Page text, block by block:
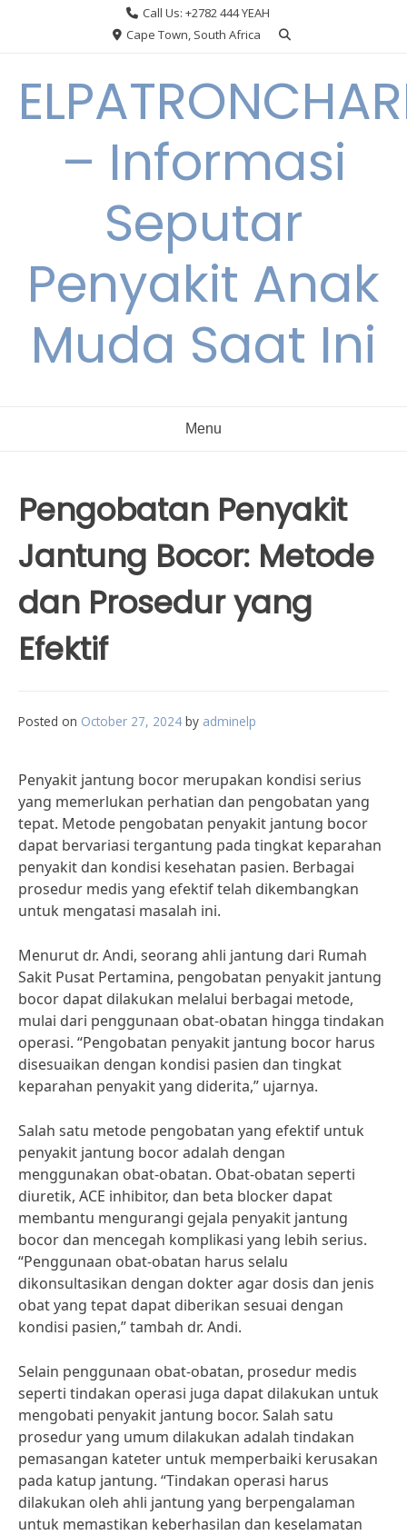
Call Us: +2782 444 YEAH
Cape Town, South Africa
– Informasi
Seputar
Penyakit Anak
Muda Saat Ini
Menu
Pengobatan Penyakit
Jantung Bocor: Metode
dan Prosedur yang
Efektif
Posted on October 27, 2024 by adminelp
Penyakit jantung bocor merupakan kondisi serius
yang memerlukan perhatian dan pengobatan yang
tepat. Metode pengobatan penyakit jantung bocor
dapat bervariasi tergantung pada tingkat keparahan
penyakit dan kondisi kesehatan pasien. Berbagai
prosedur medis yang efektif telah dikembangkan
untuk mengatasi masalah ini.
Menurut dr. Andi, seorang ahli jantung dari Rumah
Sakit Pusat Pertamina, pengobatan penyakit jantung
bocor dapat dilakukan melalui berbagai metode,
mulai dari penggunaan obat-obatan hingga tindakan
operasi. “Pengobatan penyakit jantung bocor harus
disesuaikan dengan kondisi pasien dan tingkat
keparahan penyakit yang diderita,” ujarnya.
Salah satu metode pengobatan yang efektif untuk
penyakit jantung bocor adalah dengan
menggunakan obat-obatan. Obat-obatan seperti
diuretik, ACE inhibitor, dan beta blocker dapat
membantu mengurangi gejala penyakit jantung
bocor dan mencegah komplikasi yang lebih serius.
“Penggunaan obat-obatan harus selalu
dikonsultasikan dengan dokter agar dosis dan jenis
obat yang tepat dapat diberikan sesuai dengan
kondisi pasien,” tambah dr. Andi.
Selain penggunaan obat-obatan, prosedur medis
seperti tindakan operasi juga dapat dilakukan untuk
mengobati penyakit jantung bocor. Salah satu
prosedur yang umum dilakukan adalah tindakan
pemasangan kateter untuk memperbaiki kerusakan
pada katup jantung. “Tindakan operasi harus
dilakukan oleh ahli jantung yang berpengalaman
untuk memastikan keberhasilan dan keselamatan